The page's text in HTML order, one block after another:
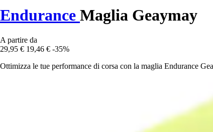
Endurance Maglia Geaymay
A partire da
29,95 € 19,46 € -35%
Ottimizza le tue performance di corsa con la maglia Endurance